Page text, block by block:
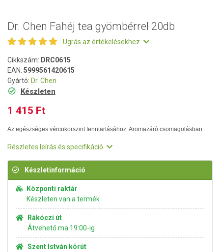
Dr. Chen Fahéj tea gyömbérrel 20db
Ugrás az értékelésekhez
Cikkszám: DRC0615
EAN: 5999561420615
Gyártó: Dr. Chen
Készleten
1 415 Ft
Az egészséges vércukorszint fenntartásához. Aromazáró csomagolásban.
Részletes leírás és specifikáció
Készletinformáció
Központi raktár
Készleten van a termék
Rákóczi út
Átvehető ma 19:00-ig
Szent István körút